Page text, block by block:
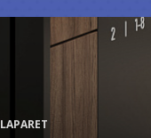
LAPARET